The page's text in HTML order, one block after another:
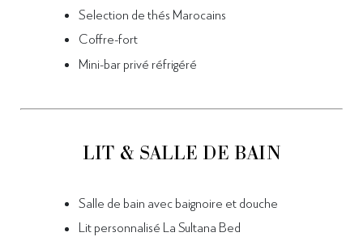
Selection de thés Marocains
Coffre-fort
Mini-bar privé réfrigéré
LIT & SALLE DE BAIN
Salle de bain avec baignoire et douche
Lit personnalisé La Sultana Bed